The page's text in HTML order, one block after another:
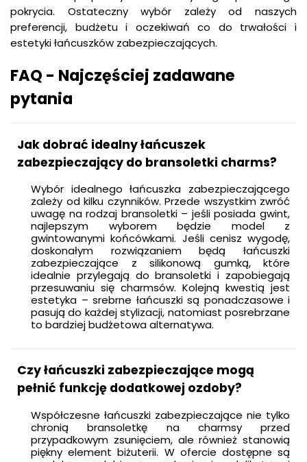
pokrycia. Ostateczny wybór zależy od naszych
preferencji, budżetu i oczekiwań co do trwałości i
estetyki łańcuszków zabezpieczających.
FAQ - Najczęściej zadawane
pytania
Jak dobrać idealny łańcuszek
zabezpieczający do bransoletki charms?
Wybór idealnego łańcuszka zabezpieczającego
zależy od kilku czynników. Przede wszystkim zwróć
uwagę na rodzaj bransoletki – jeśli posiada gwint,
najlepszym wyborem będzie model z
gwintowanymi końcówkami. Jeśli cenisz wygodę,
doskonałym rozwiązaniem będą łańcuszki
zabezpieczające z silikonową gumką, które
idealnie przylegają do bransoletki i zapobiegają
przesuwaniu się charmsów. Kolejną kwestią jest
estetyka – srebrne łańcuszki są ponadczasowe i
pasują do każdej stylizacji, natomiast posrebrzane
to bardziej budżetowa alternatywa.
Czy łańcuszki zabezpieczające mogą
pełnić funkcję dodatkowej ozdoby?
Współczesne łańcuszki zabezpieczające nie tylko
chronią bransoletkę na charmsy przed
przypadkowym zsunięciem, ale również stanowią
piękny element biżuterii. W ofercie dostępne są